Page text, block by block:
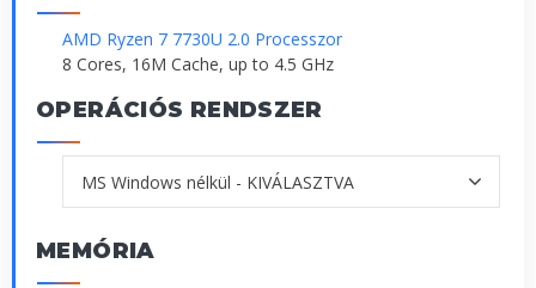
AMD Ryzen 7 7730U 2.0 Processzor
8 Cores, 16M Cache, up to 4.5 GHz
OPERÁCIÓS RENDSZER
MEMÓRIA